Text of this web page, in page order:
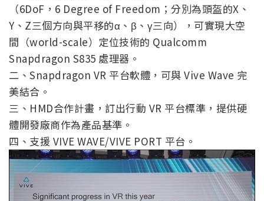
（6DoF，6 Degree of Freedom；分別為頭盔的X、
Y、Z三個方向與平移的α、β、γ三向），可實現大空
間（world-scale）定位技術的 Qualcomm
Snapdragon S835 處理器。
二、Snapdragon VR 平台軟體，可與 Vive Wave 完
美結合。
三、HMD合作計畫，訂出行動 VR 平台標準，提供硬
體開發廠商作為產品基準。
四、支援 VIVE WAVE/VIVE PORT 平台。